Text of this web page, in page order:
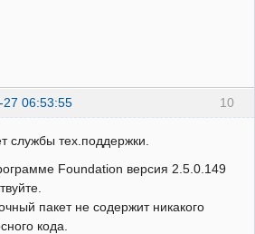
10
27 06:53:55
службы тех.поддержки.
Foundation версия 2.5.0.149
пакет не содержит никакого
кода.